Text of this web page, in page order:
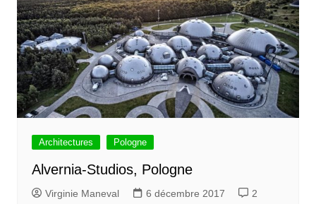
Architectures Pologne
Alvernia-Studios, Pologne
Virginie Maneval 6 décembre 2017 2